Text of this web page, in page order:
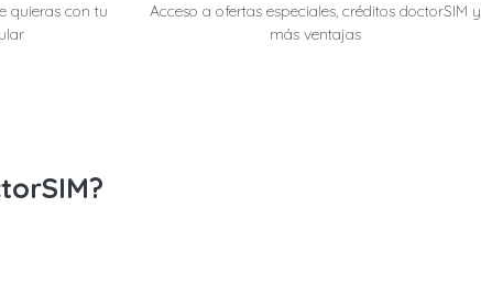
quieras con tu
Acceso a ofertas especiales, créditos doctorSIM y
más ventajas